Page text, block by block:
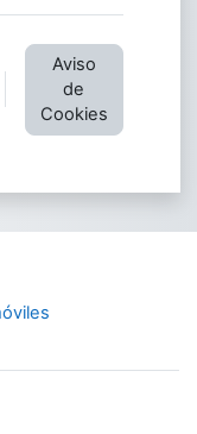
Aviso
de
Cookies